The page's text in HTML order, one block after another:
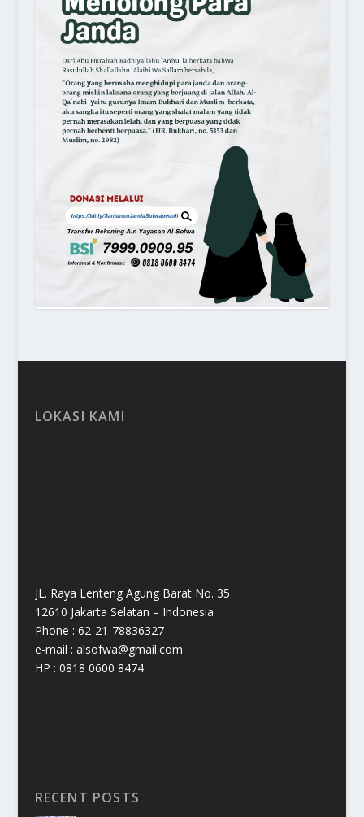
LOKASI KAMI
JL. Raya Lenteng Agung Barat No. 35
12610 Jakarta Selatan – Indonesia
Phone : 62-21-78836327
e-mail : alsofwa@gmail.com
HP : 0818 0600 8474
RECENT POSTS